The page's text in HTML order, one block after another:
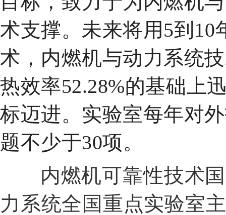
术支撑。 未来将用5到10
术，内燃机与动力系统
热效率52.28%的基础上
标迈进。 实验室每年对
题不少于30项。
内燃机可靠性技术
力系统全国重点实验室